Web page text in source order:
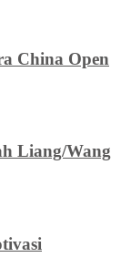
China Open
Liang/Wang